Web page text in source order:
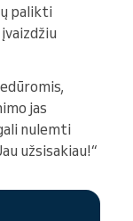
palikti
jas
nulemti
užsisakiau!“